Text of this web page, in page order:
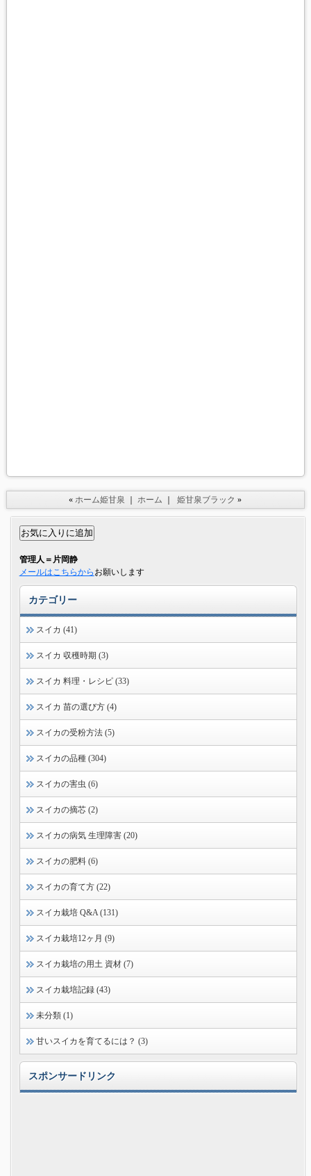
« ホーム姫甘泉 ｜ ホーム ｜姫甘泉ブラック »
管理人＝片岡静
メールはこちらから お願いします
カテゴリー
スイカ (41)
スイカ 収穫時期 (3)
スイカ 料理・レシピ (33)
スイカ 苗の選び方 (4)
スイカの受粉方法 (5)
スイカの品種 (304)
スイカの害虫 (6)
スイカの摘芯 (2)
スイカの病気 生理障害 (20)
スイカの肥料 (6)
スイカの育て方 (22)
スイカ栽培 Q&A (131)
スイカ栽培12ヶ月 (9)
スイカ栽培の用土 資材 (7)
スイカ栽培記録 (43)
未分類 (1)
甘いスイカを育てるには？ (3)
スポンサードリンク